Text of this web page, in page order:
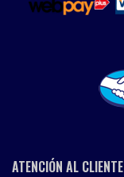
ATENCIÓN AL CLIENTE